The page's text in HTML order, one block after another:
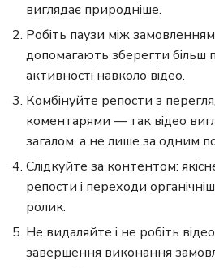
виглядає природніше.
Робіть паузи між
допомагають зберегти більш
активності навколо відео.
Комбінуйте репости з
коментарями — так відео
загалом, а не лише за одним
Слідкуйте за контентом:
репости і переходи
ролик.
Не видаляйте і не робіть
завершення виконання